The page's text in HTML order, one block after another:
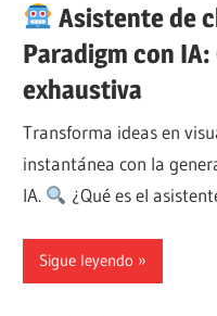
Asistente de
Paradigm con
exhaustiva
Transforma ideas en
instantánea con la
IA.
¿Qué es el
Sigue leyendo